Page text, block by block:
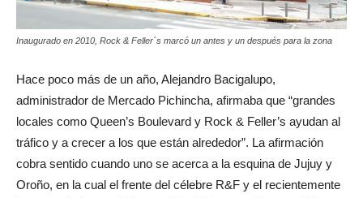
Hace poco más de un año, Alejandro Bacigalupo,
administrador de Mercado Pichincha, afirmaba que “grandes
locales como Queen’s Boulevard y Rock & Feller’s ayudan al
tráfico y a crecer a los que están alrededor”. La afirmación
cobra sentido cuando uno se acerca a la esquina de Jujuy y